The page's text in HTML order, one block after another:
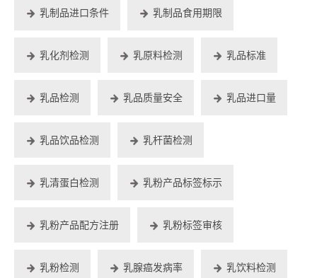
乳制品进口条件 乳制品食用期限
乳化剂检测 乳原料检测 乳品标准
乳品检测 乳品质量安全 乳品进口量
乳品饮品检测 乳杆菌检测
乳清蛋白检测 乳粉产品标签标示
乳粉产品配方注册 乳粉标签审核
乳粉检测 乳腺癌发病率 乳饮料检测